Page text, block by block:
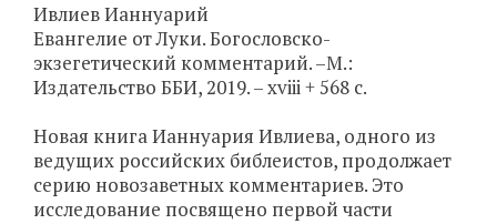
Ивлиев Ианнуарий
Евангелие от Луки. Богословско-
экзегетический комментарий. –М.:
Издательство ББИ, 2019. – xviii + 568 с.
Новая книга Ианнуария Ивлиева, одного из
ведущих российских библеистов, продолжает
серию новозаветных комментариев. Это
исследование посвящено первой части